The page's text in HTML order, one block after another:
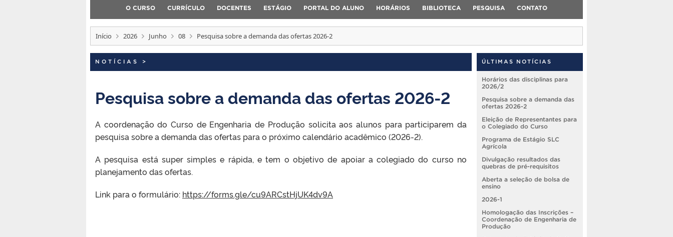
O CURSO CURRÍCULO DOCENTES ESTÁGIO PORTAL DO ALUNO HORÁRIOS BIBLIOTECA PESQUISA CONTATO
Início 2026 Junho 08 Pesquisa sobre a demanda das ofertas 2026-2
NOTÍCIAS >
Pesquisa sobre a demanda das ofertas 2026-2
A coordenação do Curso de Engenharia de Produção solicita aos alunos para participarem da
pesquisa sobre a demanda das ofertas para o próximo calendário acadêmico (2026-2).
A pesquisa está super simples e rápida, e tem o objetivo de apoiar a colegiado do curso no
planejamento das ofertas.
Link para o formulário: https://forms.gle/cu9ARCstHjUK4dv9A
ÚLTIMAS NOTÍCIAS
Horários das disciplinas para
2026/2
Pesquisa sobre a demanda das
ofertas 2026-2
Eleição de Representantes para
o Colegiado do Curso
Programa de Estágio SLC
Agrícola
Divulgação resultados das
quebras de pré-requisitos
Aberta a seleção de bolsa de
ensino
2026-1
Homologação das Inscrições –
Coordenação de Engenharia de
Produção